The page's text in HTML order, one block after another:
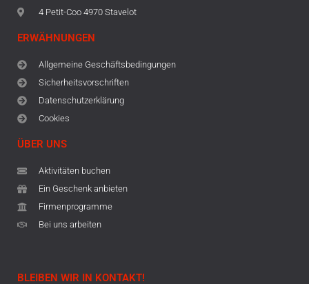
4 Petit-Coo 4970 Stavelot
ERWÄHNUNGEN
Allgemeine Geschäftsbedingungen
Sicherheitsvorschriften
Datenschutzerklärung
Cookies
ÜBER UNS
Aktivitäten buchen
Ein Geschenk anbieten
Firmenprogramme
Bei uns arbeiten
BLEIBEN WIR IN KONTAKT!